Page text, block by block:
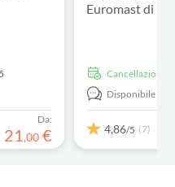
Da:
21,00 €
Euromast di
Cancellazione
Disponibile in:
4,86/5 (7)